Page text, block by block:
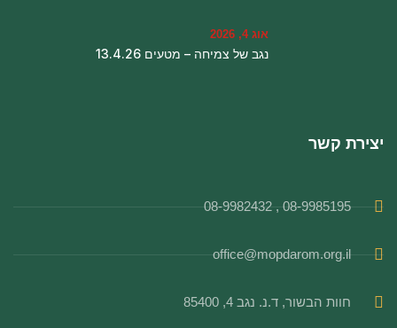
אוג 4, 2026
נגב של צמיחה – מטעים 13.4.26
יצירת קשר
08-9985195 , 08-9982432
office@mopdarom.org.il
חוות הבשור, ד.נ. נגב 4, 85400